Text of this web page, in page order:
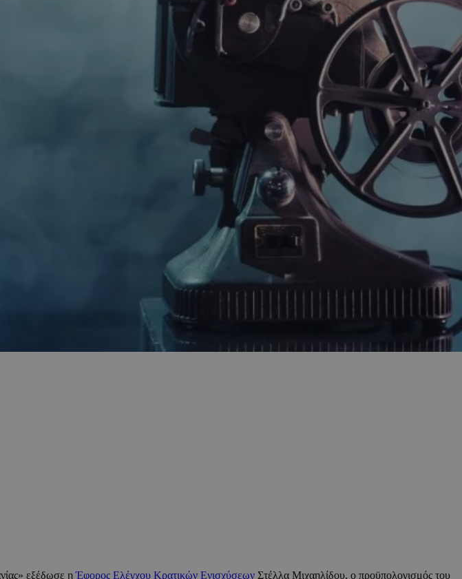
εξέδωσε ηΈφορος Ελέγχου Κρατικών Ενισχύσεων Στέλλα Μιχαηλίδου, ο προϋπολογισμός του